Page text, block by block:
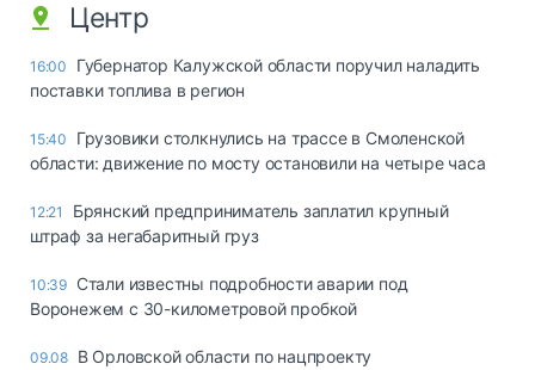
Центр
16:00
Губернатор Калужской области поручил наладить
поставки топлива в регион
15:40
Грузовики столкнулись на трассе в Смоленской
области: движение по мосту остановили на четыре часа
12:21
Брянский предприниматель заплатил крупный
штраф за негабаритный груз
10:39 Стали известны подробности аварии под
Воронежем с 30-километровой пробкой
09.08 В Орловской области по нацпроекту